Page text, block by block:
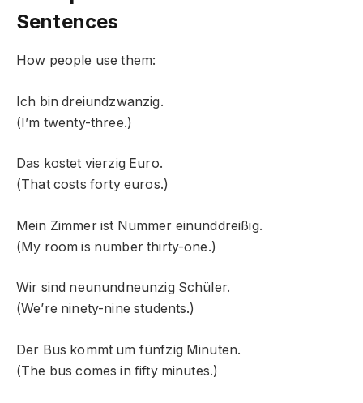
Sentences
How people use them:
Ich bin dreiundzwanzig.
(I’m twenty-three.)
Das kostet vierzig Euro.
(That costs forty euros.)
Mein Zimmer ist Nummer einunddreißig.
(My room is number thirty-one.)
Wir sind neunundneunzig Schüler.
(We’re ninety-nine students.)
Der Bus kommt um fünfzig Minuten.
(The bus comes in fifty minutes.)